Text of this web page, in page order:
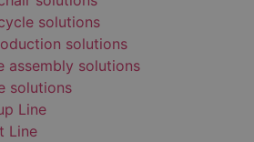
solutions
solutions
assembly solutions
solutions
Line
Line